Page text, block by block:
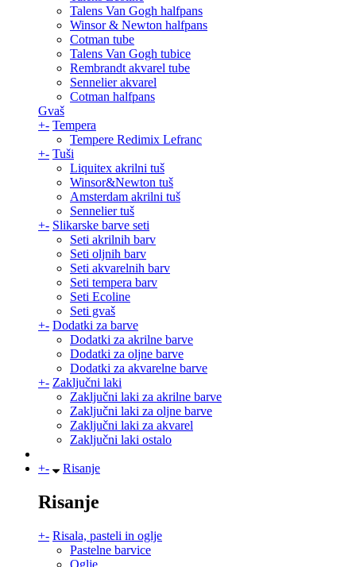
Talens Van Gogh halfpans
Winsor & Newton halfpans
Cotman tube
Talens Van Gogh tubice
Rembrandt akvarel tube
Sennelier akvarel
Cotman halfpans
Gvaš
+- Tempera
Tempere Redimix Lefranc
+- Tuši
Liquitex akrilni tuš
Winsor&Newton tuš
Amsterdam akrilni tuš
Sennelier tuš
+- Slikarske barve seti
Seti akrilnih barv
Seti oljnih barv
Seti akvarelnih barv
Seti tempera barv
Seti Ecoline
Seti gvaš
+- Dodatki za barve
Dodatki za akrilne barve
Dodatki za oljne barve
Dodatki za akvarelne barve
+- Zaključni laki
Zaključni laki za akrilne barve
Zaključni laki za oljne barve
Zaključni laki za akvarel
Zaključni laki ostalo
+- Risanje
Risanje
+- Risala, pasteli in oglje
Pastelne barvice
Oglje